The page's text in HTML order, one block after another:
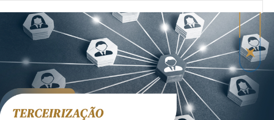
Produtos e serviços
Zênite Fácil IA
Zênite Play
Orientação por Escrito